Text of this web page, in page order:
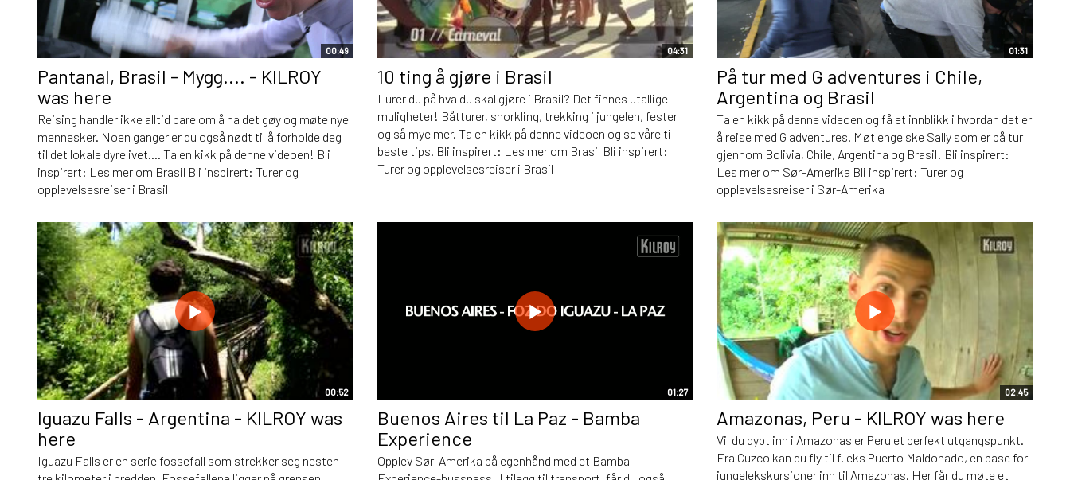
00:49
Pantanal, Brasil - Mygg.... - KILROY
was here
Reising handler ikke alltid bare om å ha det gøy og møte nye
mennesker. Noen ganger er du også nødt til å forholde deg
til det lokale dyrelivet.... Ta en kikk på denne videoen! Bli
inspirert: Les mer om Brasil Bli inspirert: Turer og
opplevelsesreiser i Brasil
04:31
10 ting å gjøre i Brasil
Lurer du på hva du skal gjøre i Brasil? Det finnes utallige
muligheter! Båtturer, snorkling, trekking i jungelen, fester
og så mye mer. Ta en kikk på denne videoen og se våre ti
beste tips. Bli inspirert: Les mer om Brasil Bli inspirert:
Turer og opplevelsesreiser i Brasil
01:31
På tur med G adventures i Chile,
Argentina og Brasil
Ta en kikk på denne videoen og få et innblikk i hvordan det er
å reise med G adventures. Møt engelske Sally som er på tur
gjennom Bolivia, Chile, Argentina og Brasil! Bli inspirert:
Les mer om Sør-Amerika Bli inspirert: Turer og
opplevelsesreiser i Sør-Amerika
00:52
Iguazu Falls - Argentina - KILROY was
here
Iguazu Falls er en serie fossefall som strekker seg nesten
01:27
Buenos Aires til La Paz - Bamba
Experience
Opplev Sør-Amerika på egenhånd med et Bamba
02:45
Amazonas, Peru - KILROY was here
Vil du dypt inn i Amazonas er Peru et perfekt utgangspunkt.
Fra Cuzco kan du fly til f. eks Puerto Maldonado, en base for
jungelekskursjoner inn til Amazonas. Her får du møte et